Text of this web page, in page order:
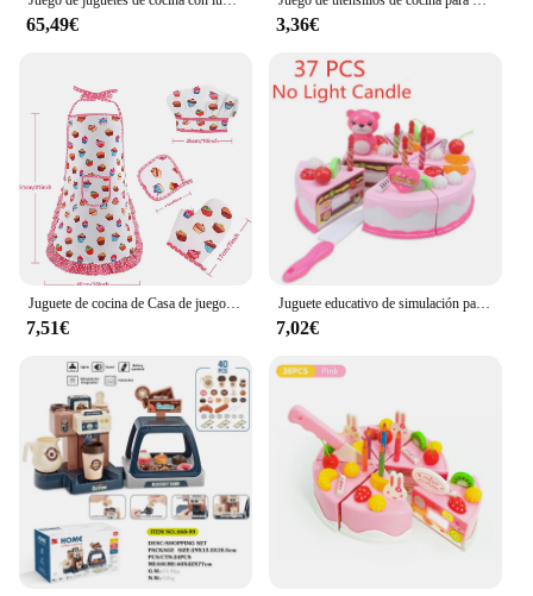
65,49€ 3,36€
7,51€
Juguete educativo de simulación para niños, modelo de pastel de cumpleaños, juego de simulación de cocina, corte de fruta, juguete de comida para niños pequeños, regalo para niños pequeños
7,02€